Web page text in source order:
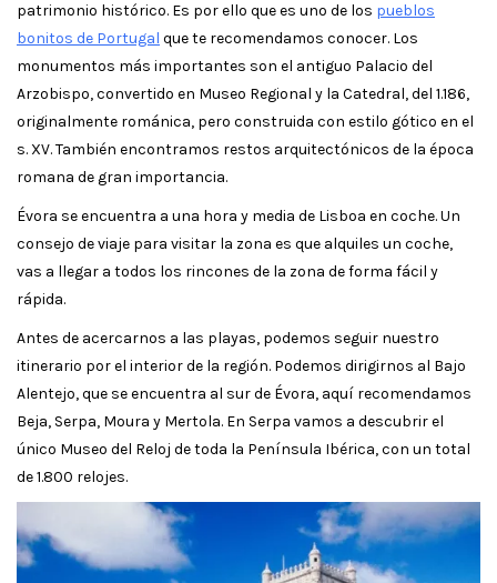
patrimonio histórico. Es por ello que es uno de los pueblos
bonitos de Portugal que te recomendamos conocer. Los
monumentos más importantes son el antiguo Palacio del
Arzobispo, convertido en Museo Regional y la Catedral, del 1.186,
originalmente románica, pero construida con estilo gótico en el
s. XV. También encontramos restos arquitectónicos de la época
romana de gran importancia.
Évora se encuentra a una hora y media de Lisboa en coche. Un
consejo de viaje para visitar la zona es que alquiles un coche,
vas a llegar a todos los rincones de la zona de forma fácil y
rápida.
Antes de acercarnos a las playas, podemos seguir nuestro
itinerario por el interior de la región. Podemos dirigirnos al Bajo
Alentejo, que se encuentra al sur de Évora, aquí recomendamos
Beja, Serpa, Moura y Mertola. En Serpa vamos a descubrir el
único Museo del Reloj de toda la Península Ibérica, con un total
de 1.800 relojes.